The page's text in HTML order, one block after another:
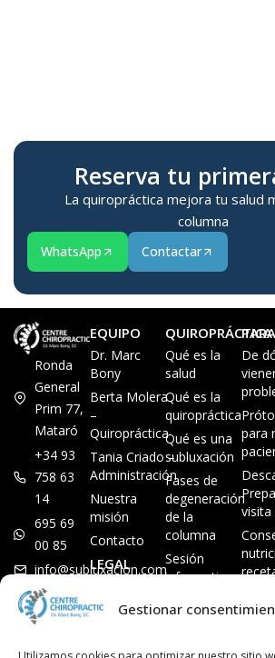
Gestionar
Reserva tu
La quiropráctica mejora tu salud
columna
WhatsApp Contactar
Ronda
General
Prim 77,
Mataró
+34 93
758 63
14
695 69
00 85
info@subluxacion.com
EQUIPO
Dr. Marc
Bony
Berta Molera
–
Quiropráctica
Tania Criado –
Administración
Nuestra
misión
Contacto
LEGAL
Política de
Política de
QUIROPRÁCTICA
Qué es la
salud
Qué es la
quiropráctica
Qué es una
subluxación
Fases de
degeneración
de la
columna
Sesión
informativa
Quiropráctica
para familias
De
para
visita